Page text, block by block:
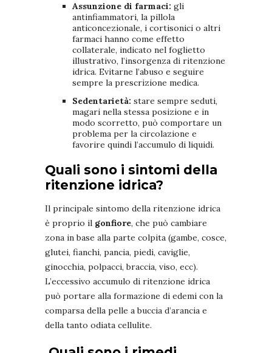
Assunzione di farmaci: gli
antinfiammatori, la pillola
anticoncezionale, i cortisonici o altri
farmaci hanno come effetto
collaterale, indicato nel foglietto
illustrativo, l’insorgenza di ritenzione
idrica. Evitarne l’abuso e seguire
sempre la prescrizione medica.
Sedentarietà: stare sempre seduti,
magari nella stessa posizione e in
modo scorretto, può comportare un
problema per la circolazione e
favorire quindi l’accumulo di liquidi.
Quali sono i sintomi della
ritenzione idrica?
Il principale sintomo della ritenzione idrica
è proprio il gonfiore, che può cambiare
zona in base alla parte colpita (gambe, cosce,
glutei, fianchi, pancia, piedi, caviglie,
ginocchia, polpacci, braccia, viso, ecc).
L’eccessivo accumulo di ritenzione idrica
può portare alla formazione di edemi con la
comparsa della pelle a buccia d’arancia e
della tanto odiata cellulite.